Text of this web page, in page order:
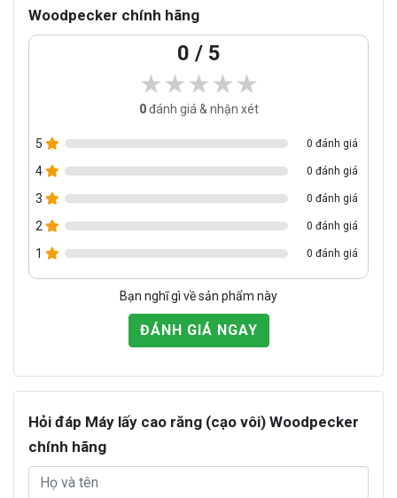
Woodpecker chính hãng
0 / 5
★★★★★
★★★★★
0đánh giá & nhận xét
5 0 đánh giá
4 0 đánh giá
3 0 đánh giá
2 0 đánh giá
1 0 đánh giá
Bạn nghĩ gì về sản phẩm này
ĐÁNH GIÁ NGAY
Hỏi đáp Máy lấy cao răng (cạo vôi) Woodpecker
chính hãng